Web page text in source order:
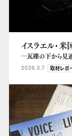
イスラエル・
―瓦礫の下から見通
2026.3.7 取材レポ